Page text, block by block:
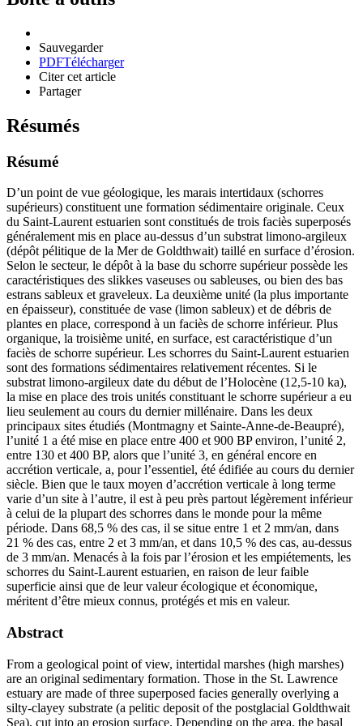
Sauvegarder
PDFTélécharger
Citer cet article
Partager
Résumés
Résumé
D’un point de vue géologique, les marais intertidaux (schorres
supérieurs) constituent une formation sédimentaire originale. Ceux
du Saint-Laurent estuarien sont constitués de trois faciès superposés
généralement mis en place au-dessus d’un substrat limono-argileux
(dépôt pélitique de la Mer de Goldthwait) taillé en surface d’érosion.
Selon le secteur, le dépôt à la base du schorre supérieur possède les
caractéristiques des slikkes vaseuses ou sableuses, ou bien des bas
estrans sableux et graveleux. La deuxième unité (la plus importante
en épaisseur), constituée de vase (limon sableux) et de débris de
plantes en place, correspond à un faciès de schorre inférieur. Plus
organique, la troisième unité, en surface, est caractéristique d’un
faciès de schorre supérieur. Les schorres du Saint-Laurent estuarien
sont des formations sédimentaires relativement récentes. Si le
substrat limono-argileux date du début de l’Holocène (12,5-10 ka),
la mise en place des trois unités constituant le schorre supérieur a eu
lieu seulement au cours du dernier millénaire. Dans les deux
principaux sites étudiés (Montmagny et Sainte-Anne-de-Beaupré),
l’unité 1 a été mise en place entre 400 et 900 BP environ, l’unité 2,
entre 130 et 400 BP, alors que l’unité 3, en général encore en
accrétion verticale, a, pour l’essentiel, été édifiée au cours du dernier
siècle. Bien que le taux moyen d’accrétion verticale à long terme
varie d’un site à l’autre, il est à peu près partout légèrement inférieur
à celui de la plupart des schorres dans le monde pour la même
période. Dans 68,5 % des cas, il se situe entre 1 et 2 mm/an, dans
21 % des cas, entre 2 et 3 mm/an, et dans 10,5 % des cas, au-dessus
de 3 mm/an. Menacés à la fois par l’érosion et les empiétements, les
schorres du Saint-Laurent estuarien, en raison de leur faible
superficie ainsi que de leur valeur écologique et économique,
méritent d’être mieux connus, protégés et mis en valeur.
Abstract
From a geological point of view, intertidal marshes (high marshes)
are an original sedimentary formation. Those in the St. Lawrence
estuary are made of three superposed facies generally overlying a
silty-clayey substrate (a pelitic deposit of the postglacial Goldthwait
Sea), cut into an erosion surface. Depending on the area, the basal